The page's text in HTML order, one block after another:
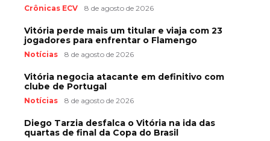
Crônicas ECV 8 de agosto de 2026
Vitória perde mais um titular e viaja com 23
jogadores para enfrentar o Flamengo
Notícias 8 de agosto de 2026
Vitória negocia atacante em definitivo com
clube de Portugal
Notícias 8 de agosto de 2026
Diego Tarzia desfalca o Vitória na ida das
quartas de final da Copa do Brasil